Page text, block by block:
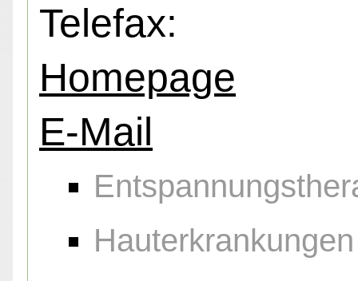
Telefax:
Homepage
E-Mail
Hauterkrankungen